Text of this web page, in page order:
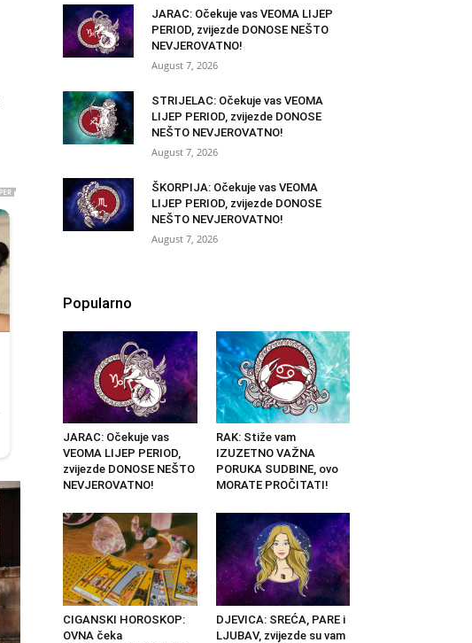
JARAC: Očekuje vas VEOMA LIJEP
PERIOD, zvijezde DONOSE NEŠTO
NEVJEROVATNO!
August 7, 2026
STRIJELAC: Očekuje vas VEOMA
LIJEP PERIOD, zvijezde DONOSE
NEŠTO NEVJEROVATNO!
August 7, 2026
ŠKORPIJA: Očekuje vas VEOMA
LIJEP PERIOD, zvijezde DONOSE
NEŠTO NEVJEROVATNO!
August 7, 2026
Popularno
JARAC: Očekuje vas
VEOMA LIJEP PERIOD,
zvijezde DONOSE NEŠTO
NEVJEROVATNO!
RAK: Stiže vam
IZUZETNO VAŽNA
PORUKA SUDBINE, ovo
MORATE PROČITATI!
CIGANSKI HOROSKOP:
OVNA čeka
DJEVICA: SREĆA, PARE i
LJUBAV, zvijezde su vam